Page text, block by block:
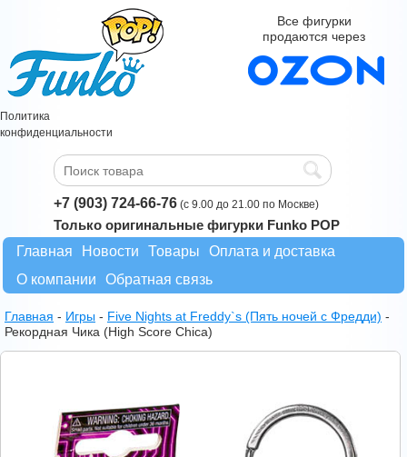
Политика
конфиденциальности
Все фигурки
продаются через
+7 (903) 724-66-76 (с 9.00 до 21.00 по Москве)
Только оригинальные фигурки Funko POP
Главная
Новости Товары
Оплата и доставка
О компании
Обратная связь
Главная - Игры - Five Nights at Freddy`s (Пять ночей с Фредди) -
Рекордная Чика (High Score Chica)